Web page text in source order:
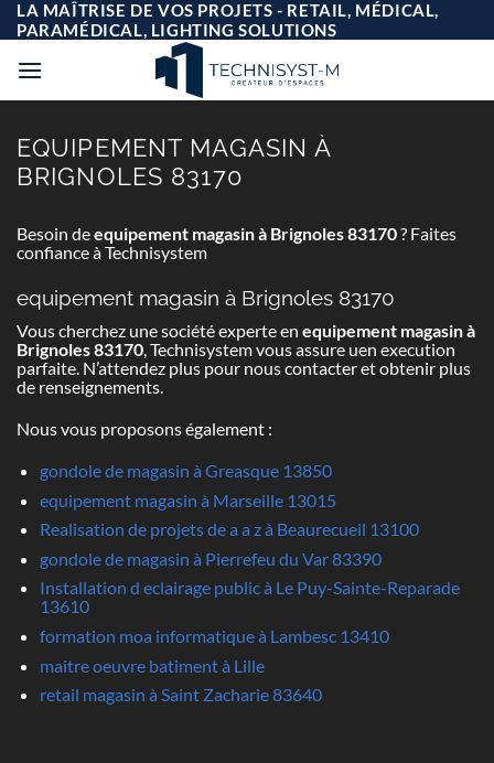
Passer
au
contenu
LA MAÎTRISE DE VOS PROJETS - RETAIL, MÉDICAL,
PARAMÉDICAL, LIGHTING SOLUTIONS
EQUIPEMENT MAGASIN À
BRIGNOLES 83170
Besoin deequipement magasin à Brignoles 83170? Faites
confiance à Technisystem
equipement magasin à Brignoles 83170
Vous cherchez une société experte en equipement magasin à
Brignoles 83170, Technisystem vous assure uen execution
parfaite. N’attendez plus pour nous contacter et obtenir plus
de renseignements.
Nous vous proposons également :
gondole de magasin à Greasque 13850
equipement magasin à Marseille 13015
Realisation de projets de a a z à Beaurecueil 13100
gondole de magasin à Pierrefeu du Var 83390
Installation d eclairage public à Le Puy-Sainte-Reparade
13610
formation moa informatique à Lambesc 13410
maitre oeuvre batiment à Lille
retail magasin à Saint Zacharie 83640